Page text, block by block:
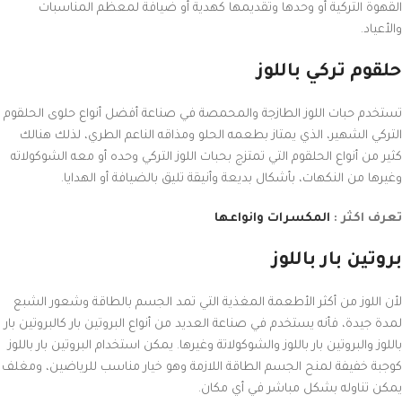
القهوة التركية أو وحدها وتقديمها كهدية أو ضيافة لمعظم المناسبات
والأعياد.
حلقوم تركي باللوز
تستخدم حبات اللوز الطازجة والمحمصة في صناعة أفضل أنواع حلوى الحلقوم
التركي الشهير، الذي يمتاز بطعمه الحلو ومذاقه الناعم الطري، لذلك هنالك
كثير من أنواع الحلقوم التي تمتزج بحبات اللوز التركي وحده أو معه الشوكولاته
وغيرها من النكهات، بأشكال بديعة وأنيقة تليق بالضيافة أو الهدايا.
تعرف اكثر : المكسرات وانواعها
بروتين بار باللوز
لأن اللوز من أكثر الأطعمة المغذية التي تمد الجسم بالطاقة وشعور الشبع
لمدة جيدة، فأنه يستخدم في صناعة العديد من أنواع البروتين بار كالبروتين بار
باللوز والبروتين بار باللوز والشوكولاتة وغيرها. يمكن استخدام البروتين بار باللوز
كوجبة خفيفة لمنح الجسم الطاقة اللازمة وهو خيار مناسب للرياضين، ومغلف
يمكن تناوله بشكل مباشر في أي مكان.